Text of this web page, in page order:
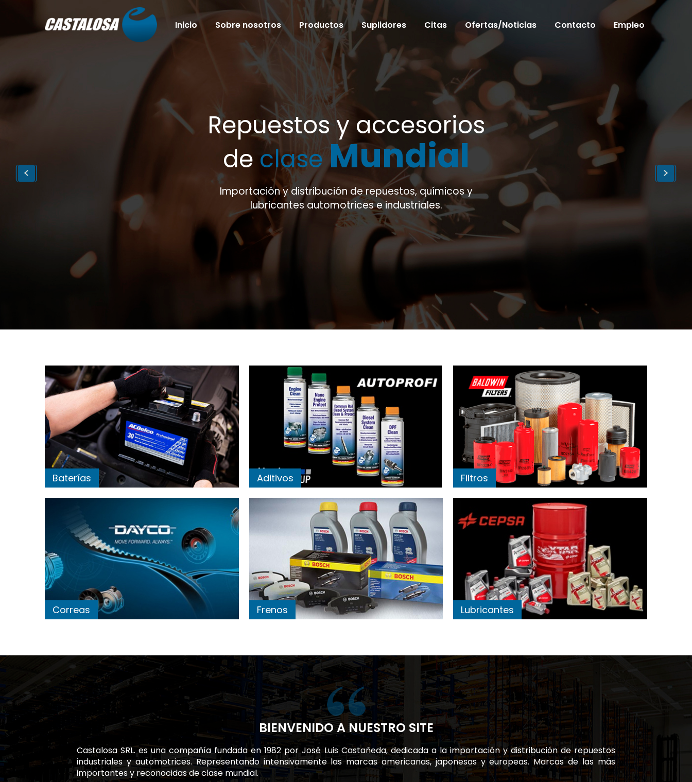
Inicio Sobre nosotros Productos Suplidores Citas Ofertas/Noticias Contacto Empleo
Baterías Aditivos Filtros
Correas Frenos Lubricantes
BIENVENIDO A NUESTRO SITE
Castalosa SRL. es una compañía fundada en 1982 por José Luis Castañeda, dedicada a la importación y distribución de repuestos
industriales y automotrices. Representando intensivamente las marcas americanas, japonesas y europeas. Marcas de las más
importantes y reconocidas de clase mundial.